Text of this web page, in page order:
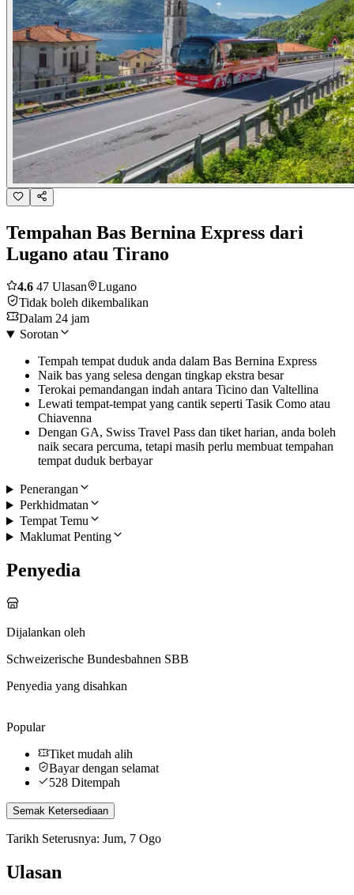
Tempahan Bas Bernina Express dari
Lugano atau Tirano
4.6 47 Ulasan
Lugano
Tidak boleh dikembalikan
Dalam 24 jam
Sorotan
Tempah tempat duduk anda dalam Bas Bernina Express
Naik bas yang selesa dengan tingkap ekstra besar
Terokai pemandangan indah antara Ticino dan Valtellina
Lewati tempat-tempat yang cantik seperti Tasik Como atau
Chiavenna
Dengan GA, Swiss Travel Pass dan tiket harian, anda boleh
naik secara percuma, tetapi masih perlu membuat tempahan
tempat duduk berbayar
Penerangan
Perkhidmatan
Tempat Temu
Maklumat Penting
Penyedia
Dijalankan oleh
Schweizerische Bundesbahnen SBB
Penyedia yang disahkan
Popular
Tiket mudah alih
Bayar dengan selamat
528 Ditempah
Semak Ketersediaan
Tarikh Seterusnya: Jum, 7 Ogo
Ulasan